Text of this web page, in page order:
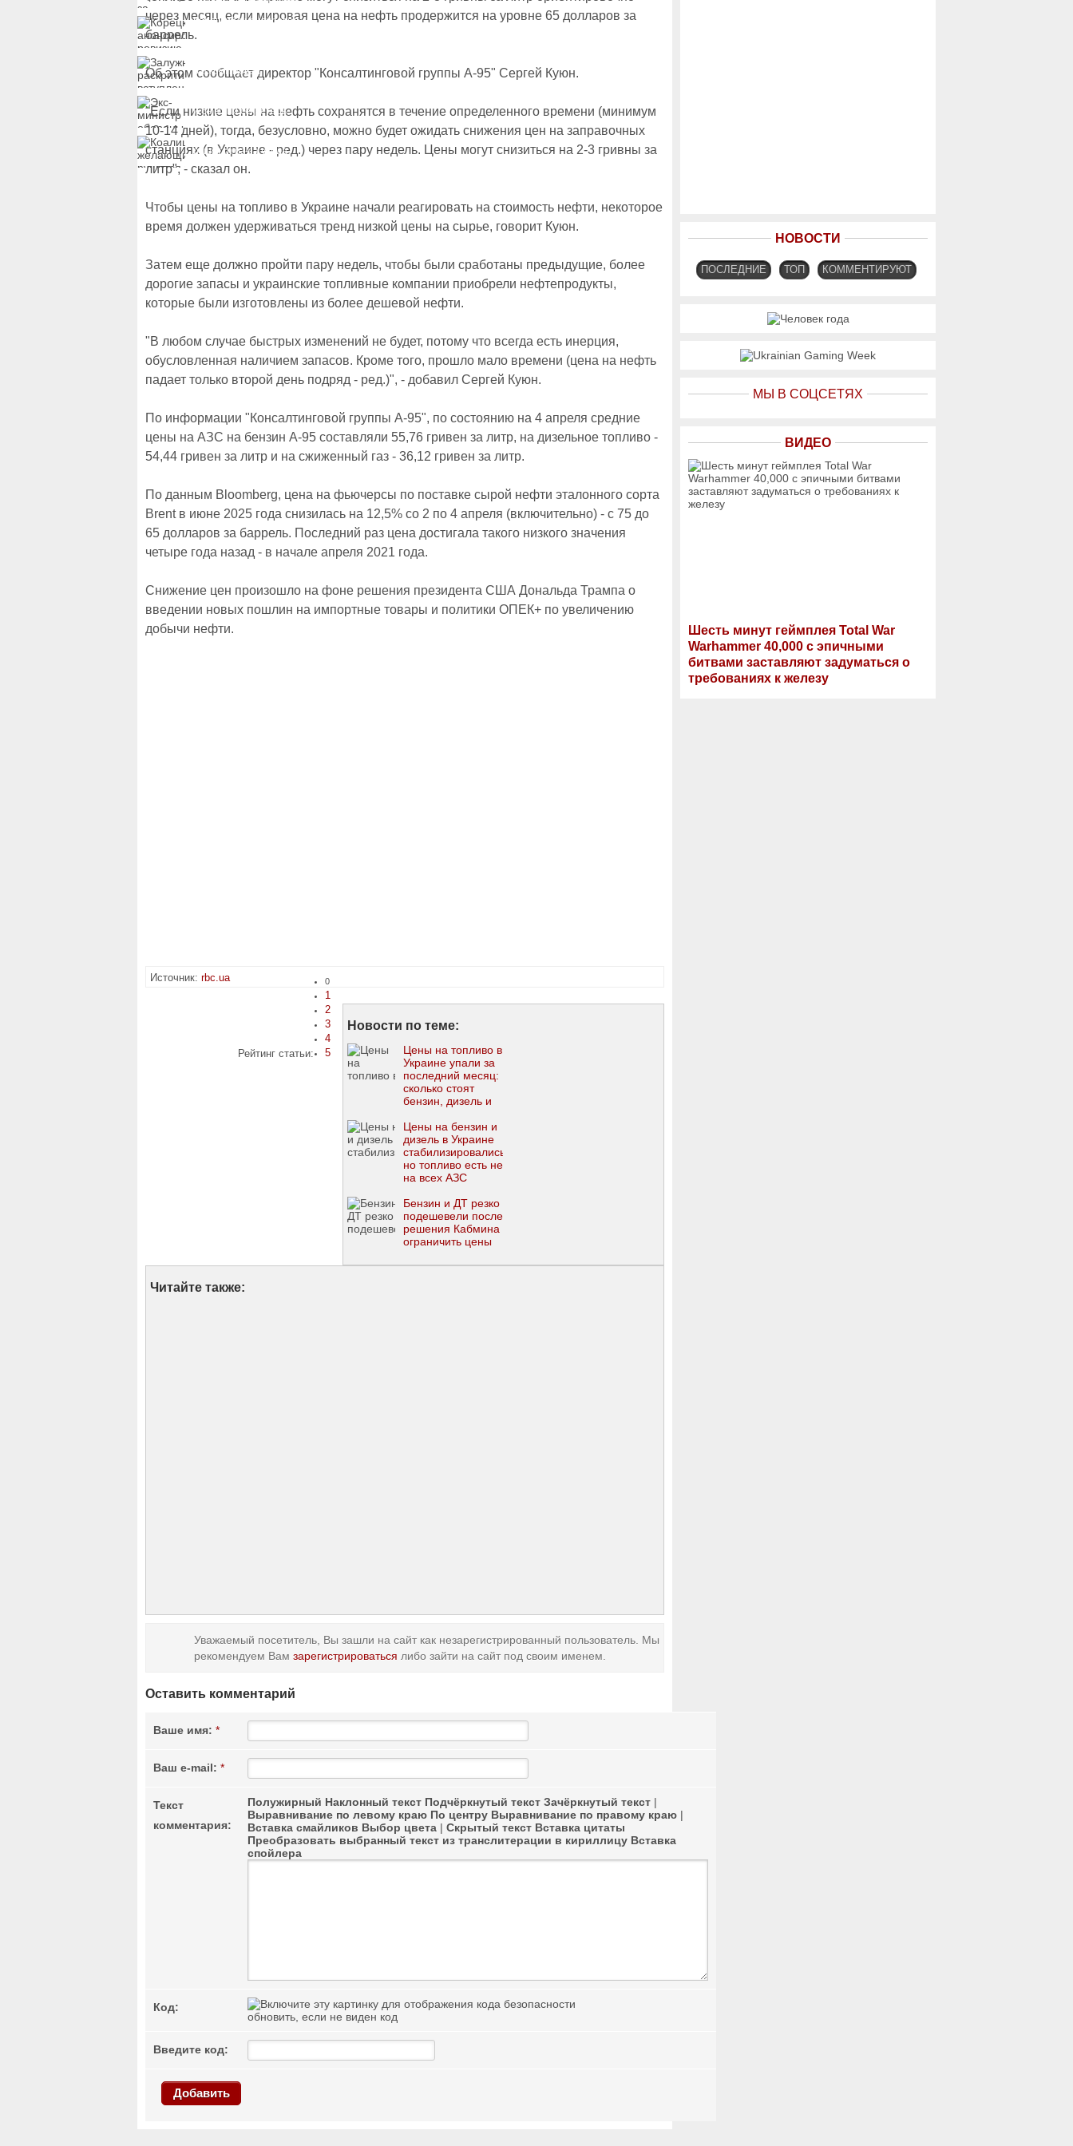
Корецкий анонсировал
раскритиковал
вступление Украины в
и бывший секретарь
СНБО Умеров получил
новую "вкусную"
должность
Коалиция желающих
рушится из-за ухода
сторонников Украины
через месяц, если мировая цена на нефть продержится на уровне 65 долларов за
баррель.
Об этом сообщает директор "Консалтинговой группы А-95" Сергей Куюн.
"Если низкие цены на нефть сохранятся в течение определенного времени (минимум
10-14 дней), тогда, безусловно, можно будет ожидать снижения цен на заправочных
станциях (в Украине - ред.) через пару недель. Цены могут снизиться на 2-3 гривны за
литр", - сказал он.
Чтобы цены на топливо в Украине начали реагировать на стоимость нефти, некоторое
время должен удерживаться тренд низкой цены на сырье, говорит Куюн.
Затем еще должно пройти пару недель, чтобы были сработаны предыдущие, более
дорогие запасы и украинские топливные компании приобрели нефтепродукты,
которые были изготовлены из более дешевой нефти.
"В любом случае быстрых изменений не будет, потому что всегда есть инерция,
обусловленная наличием запасов. Кроме того, прошло мало времени (цена на нефть
падает только второй день подряд - ред.)", - добавил Сергей Куюн.
По информации "Консалтинговой группы А-95", по состоянию на 4 апреля средние
цены на АЗС на бензин А-95 составляли 55,76 гривен за литр, на дизельное топливо -
54,44 гривен за литр и на сжиженный газ - 36,12 гривен за литр.
По данным Bloomberg, цена на фьючерсы по поставке сырой нефти эталонного сорта
Brent в июне 2025 года снизилась на 12,5% со 2 по 4 апреля (включительно) - с 75 до
65 долларов за баррель. Последний раз цена достигала такого низкого значения
четыре года назад - в начале апреля 2021 года.
Снижение цен произошло на фоне решения президента США Дональда Трампа о
введении новых пошлин на импортные товары и политики ОПЕК+ по увеличению
добычи нефти.
Источник: rbc.ua
Рейтинг статьи:
0
1
2
3
4
5
Новости по теме:
Цены на топливо в
Украине упали за
последний месяц:
сколько стоят
бензин, дизель и
Цены на бензин и
дизель в Украине
стабилизировались,
но топливо есть не
на всех АЗС
Бензин и ДТ резко
подешевели после
решения Кабмина
ограничить цены
Читайте также:
Уважаемый посетитель, Вы зашли на сайт как незарегистрированный пользователь. Мы
рекомендуем Вам зарегистрироваться либо зайти на сайт под своим именем.
Оставить комментарий
Ваше имя: *
Ваш e-mail: *
Текст
комментария:
Полужирный Наклонный текст Подчёркнутый текст Зачёркнутый текст |
Выравнивание по левому краю По центру Выравнивание по правому краю |
Вставка смайликов Выбор цвета | Скрытый текст Вставка цитаты
Преобразовать выбранный текст из транслитерации в кириллицу Вставка
спойлера
Код:
обновить, если не виден код
Введите код:
Добавить
НОВОСТИ
ПОСЛЕДНИЕ ТОП КОММЕНТИРУЮТ
МЫ В СОЦСЕТЯХ
ВИДЕО
Шесть минут геймплея Total War
Warhammer 40,000 с эпичными
битвами заставляют задуматься о
требованиях к железу